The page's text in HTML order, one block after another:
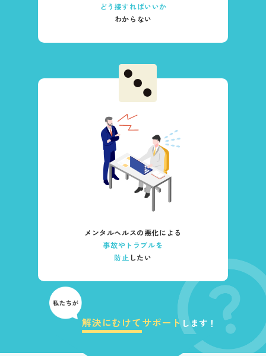
どう接すればいいか
わからない
メンタルヘルスの悪化による
事故やトラブルを
防止 したい
解決にむけてサポート します！